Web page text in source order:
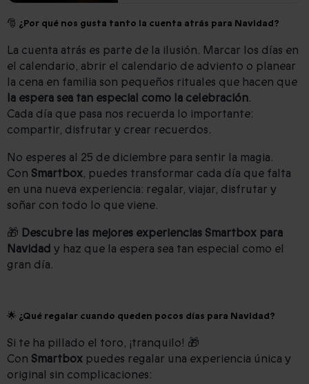
🎅 ¿Por qué nos gusta tanto la cuenta atrás para Navidad?
La cuenta atrás es parte de la ilusión. Marcar los días en
el calendario, abrir el calendario de adviento o planear
la cena en familia son pequeños rituales que hacen que
la espera sea tan especial como la celebración.
Cada día que pasa nos recuerda lo importante:
compartir, disfrutar y crear recuerdos.
No esperes al 25 de diciembre para sentir la magia.
Con Smartbox, puedes transformar cada día que falta
en una nueva experiencia: regalar, viajar, disfrutar y
soñar con todo lo que viene.
🎁 Descubre las mejores experiencias Smartbox para
Navidad y haz que la espera sea tan especial como el
gran día.
🌟 ¿Qué regalar cuando queden pocos días para Navidad?
Si te ha pillado el toro, ¡tranquilo! 🎁
Con Smartbox puedes regalar una experiencia única y
original sin complicaciones: